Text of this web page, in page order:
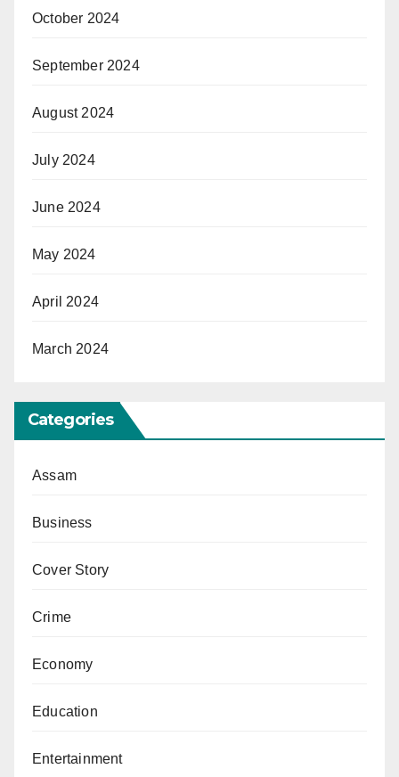
October 2024
September 2024
August 2024
July 2024
June 2024
May 2024
April 2024
March 2024
Categories
Assam
Business
Cover Story
Crime
Economy
Education
Entertainment